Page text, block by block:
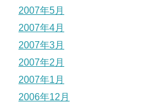
2007年5月
2007年4月
2007年3月
2007年2月
2007年1月
2006年12月